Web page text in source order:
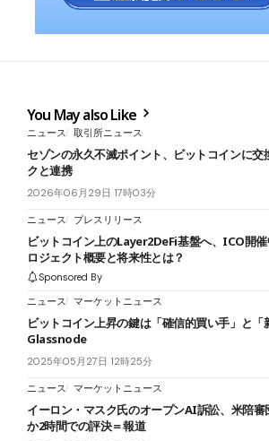
You May also Like
ニュース 取引所ニュース
セゾンの永久不滅ポイント、ビットコインに
クと連携
2026年06月29日 17時03分
ニュース プレスリリース
ビットコイン上のLayer2DeFi基盤へ、ICO開催
ロジェクト概要と将来性とは？
Sponsored By
ニュース
マーケットニュース
ビットコイン上昇の鍵は「確信的買い手」と「
Glassnode
2025年05月27日 12時25分
ニュース マーケットニュース
イーロン・マスク氏のオープンAI訴訟、米陪審
か2時間での評決＝報道